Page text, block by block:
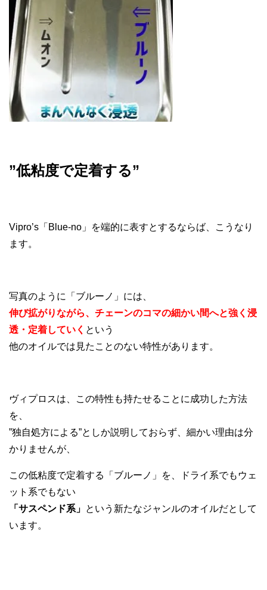
”低粘度で定着する”
Vipro’s「Blue-no」を端的に表すとするならば、こうなり
ます。
写真のように「ブルーノ」には、
伸び拡がりながら、チェーンのコマの細かい間へと強く浸
透・定着していく という
他のオイルでは見たことのない特性があります。
ヴィプロスは、この特性も持たせることに成功した方法
を、
”独自処方による”としか説明しておらず、細かい理由は分
かりませんが、
この低粘度で定着する「ブルーノ」を、ドライ系でもウェ
ット系でもない
「サスペンド系」 という新たなジャンルのオイルだとして
います。